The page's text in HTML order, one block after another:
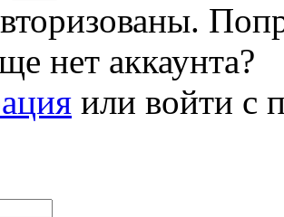
нет аккаунта?
или войти с